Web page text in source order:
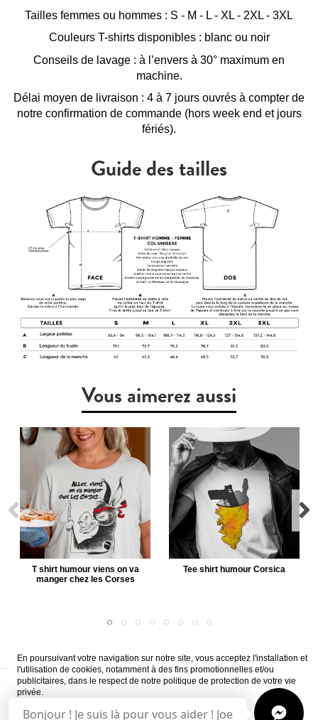
Tailles femmes ou hommes : S - M - L - XL - 2XL - 3XL
Couleurs T-shirts disponibles : blanc ou noir
Conseils de lavage : à l’envers à 30° maximum en
machine.
Délai moyen de livraison : 4 à 7 jours ouvrés à compter de
notre confirmation de commande (hors week end et jours
fériés).
Guide des tailles
Vous aimerez aussi
T shirt humour viens on va
manger chez les Corses
Tee shirt humour Corsica
A propos
Paiement sécurisé
Bonjour ! Je suis là pour vous aider ! Joe
En poursuivant votre navigation sur notre site, vous acceptez l'installation et
l'utilisation de cookies, notamment à des fins promotionnelles et/ou
publicitaires, dans le respect de notre politique de protection de votre vie
privée.